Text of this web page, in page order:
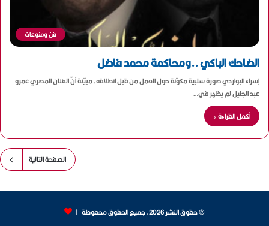
فن ومنوعات
الضاحك الباكي ..ومحاكمة محمد فاضل
إسراء البواردي صورة سلبية مكوّنة حول العمل من قبل انطلاقه، مبيّنة أنّ الفنان المصري عمرو
عبد الجليل لم يظهر في…
أكمل القراءة »
الصفحة التالية
© حقوق النشر 2026، جميع الحقوق محفوظة |